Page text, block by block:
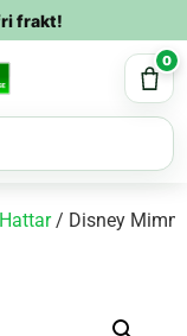
frakt!
0
/ Disney